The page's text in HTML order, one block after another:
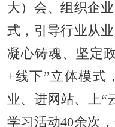
大）会、组织企
式，引导行业从
凝心铸魂、坚定
+线下”立体模式
业、进网站、上“
学习活动40余次